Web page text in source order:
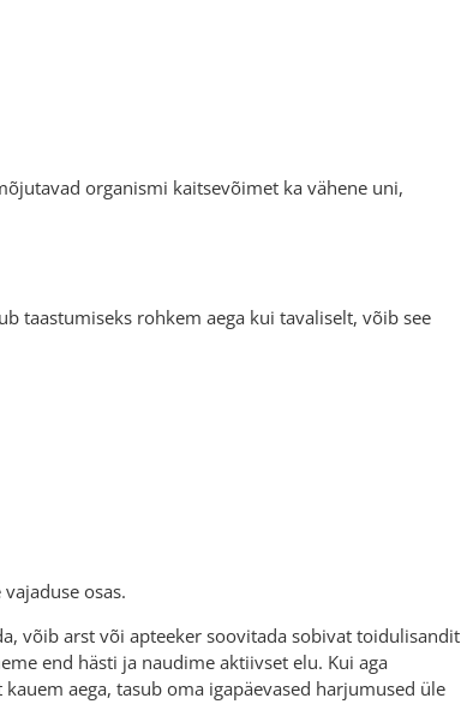
organismi kaitsevõimet ka vähene uni,
taastumiseks rohkem aega kui tavaliselt, võib see
osas.
võib arst või apteeker soovitada sobivat toidulisandit
end hästi ja naudime aktiivset elu. Kui aga
aega, tasub oma igapäevased harjumused üle